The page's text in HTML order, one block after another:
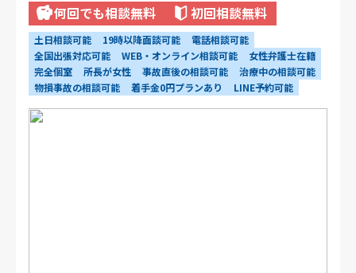
何回でも相談無料 初回相談無料
土日相談可能 19時以降面談可能
電話相談可能
全国出張対応可能
WEB・オンライン相談可能
女性弁護士在籍
完全個室
所長が女性 事故直後の相談可能
治療中の相談可能
物損事故の相談可能
着手金0円プランあり LINE予約可能